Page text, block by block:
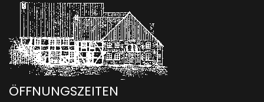
ÖFFNUNGSZEITEN